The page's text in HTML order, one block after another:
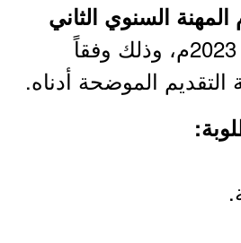
المهنة السنوي الثاني
) لعام 2023م، وذلك وفقاً
الموضحة أدناه.